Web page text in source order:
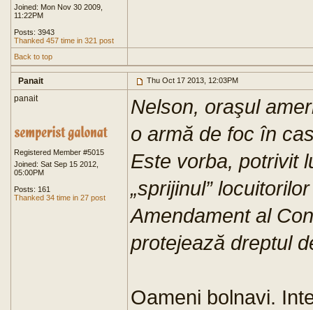
Joined: Mon Nov 30 2009,
11:22PM
Posts: 3943
Thanked 457 time in 321 post
Back to top
Panait Thu Oct 17 2013, 12:03PM
panait
Registered Member #5015
Joined: Sat Sep 15 2012,
05:00PM
Posts: 161
Thanked 34 time in 27 post
Nelson, oraşul
o armă de foc în
Este vorba, potrivit
„sprijinul”
Amendament al
protejează dreptul
Oameni bolnavi.